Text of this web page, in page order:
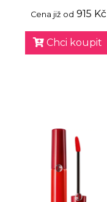
Cena již od 915 Kč
Chci koupit